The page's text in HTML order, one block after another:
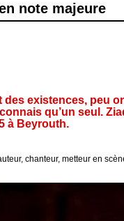
note majeure
des existences, peu
qu’un seul.
à Beyrouth.
chanteur, metteur en